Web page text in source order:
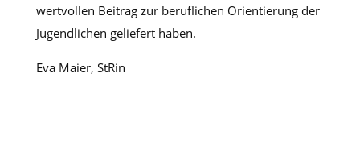
wertvollen Beitrag zur beruflichen Orientierung der
Jugendlichen geliefert haben.
Eva Maier, StRin